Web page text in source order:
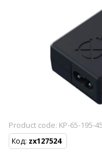
Product code: KP-65-195-
Код: zx127524